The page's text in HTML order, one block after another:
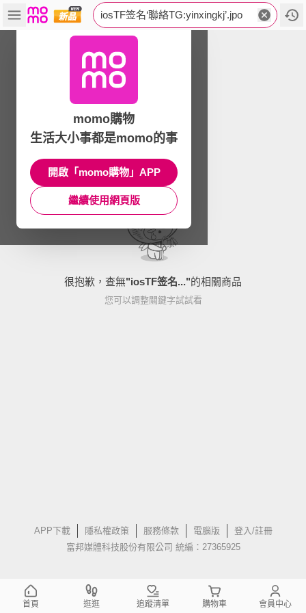
iosTF签名‘聯絡TG:yinxingkj’.jpo
很抱歉，查無"iosTF签名..."的相關商品
您可以調整關鍵字試試看
APP下載 隱私權政策 服務條款 電腦版
登入/註冊
富邦媒體科技股份有限公司 統編：27365925
momo購物
生活大小事都是momo的事
開啟「momo購物」APP
繼續使用網頁版
首頁 逛逛 追蹤清單 購物車 會員中心